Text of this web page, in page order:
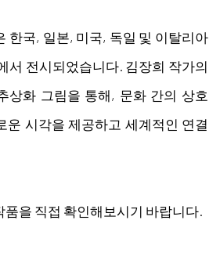
한국, 일본, 미국, 독일 및 이탈리아
서 전시되었습니다. 김장희 작가의
상화 그림을 통해, 문화 간의 상호
운 시각을 제공하고 세계적인 연결
품을 직접 확인해보시기 바랍니다.